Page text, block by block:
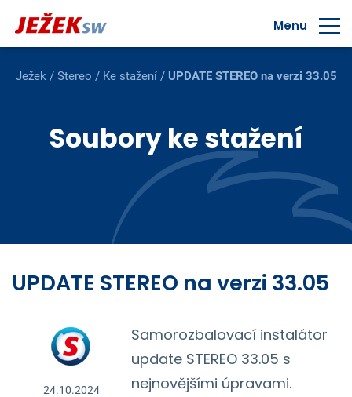
Menu
Ježek/ Stereo / Ke stažení/ UPDATE STEREO na verzi 33.05
Soubory ke stažení
UPDATE STEREO na verzi 33.05
24.10.2024
Samorozbalovací instalátor
update STEREO 33.05 s
nejnovějšími úpravami.